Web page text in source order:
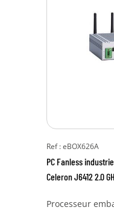
Ref : eBOX626A
PC Fanless
Celeron J6412 2.0
Processeur